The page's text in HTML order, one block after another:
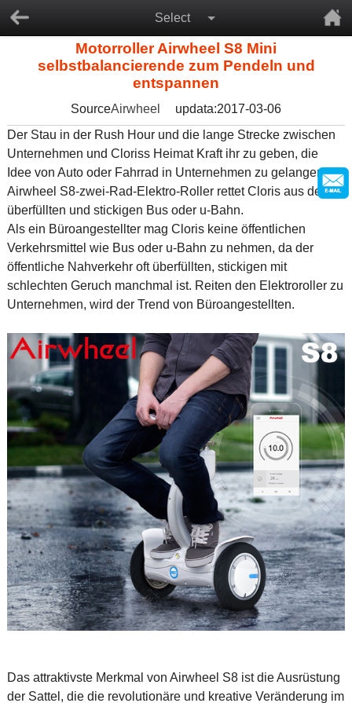
Select
Motorroller Airwheel S8 Mini
selbstbalancierende zum Pendeln und
entspannen
SourceAirwheel
updata:2017-03-06
Der Stau in der Rush Hour und die lange Strecke zwischen
Unternehmen und Cloriss Heimat Kraft ihr zu geben, die
Idee von Auto oder Fahrrad in Unternehmen zu gelangen.
Airwheel S8-zwei-Rad-Elektro-Roller rettet Cloris aus dem
überfüllten und stickigen Bus oder u-Bahn.
Als ein Büroangestellter mag Cloris keine öffentlichen
Verkehrsmittel wie Bus oder u-Bahn zu nehmen, da der
öffentliche Nahverkehr oft überfüllten, stickigen mit
schlechten Geruch manchmal ist. Reiten den Elektroroller zu
Unternehmen, wird der Trend von Büroangestellten.
Das attraktivste Merkmal von Airwheel S8 ist die Ausrüstung
der Sattel, die die revolutionäre und kreative Veränderung im